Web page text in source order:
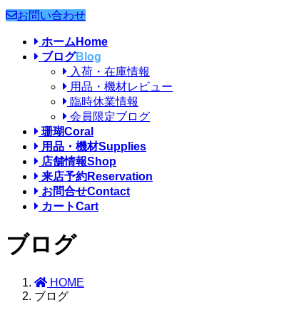
お問い合わせ
ホーム Home
ブログBlog
入荷・在庫情報
用品・機材レビュー
臨時休業情報
会員限定ブログ
珊瑚Coral
用品・機材Supplies
店舗情報Shop
来店予約Reservation
お問合せContact
カートCart
ブログ
HOME
ブログ